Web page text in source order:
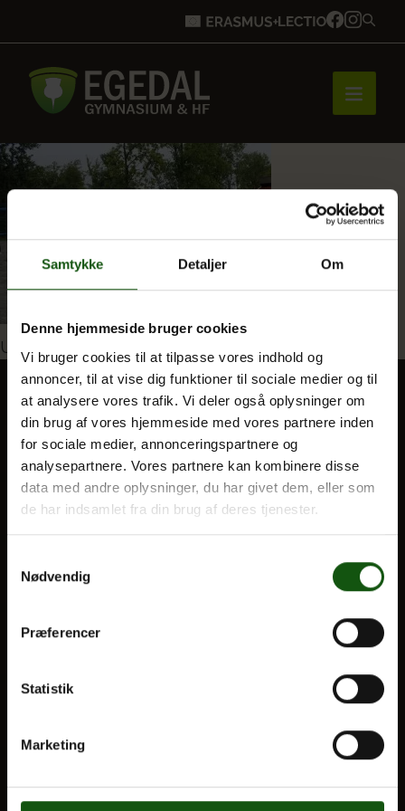
Samtykke Detaljer Om
Denne hjemmeside bruger cookies
Vi bruger cookies til at tilpasse vores indhold og
annoncer, til at vise dig funktioner til sociale medier og til
at analysere vores trafik. Vi deler også oplysninger om
din brug af vores hjemmeside med vores partnere inden
for sociale medier, annonceringspartnere og
analysepartnere. Vores partnere kan kombinere disse
data med andre oplysninger, du har givet dem, eller som
de har indsamlet fra din brug af deres tjenester.
Nødvendig
Præferencer
Statistik
Marketing
Forside
Bliv elev
Vores uddannelser
Om E.G.
Indlægsnavigation
Udgivet i
BLIV ELEV
Til forældre
VORES UDDANNELSER
Alle fag og valgfag